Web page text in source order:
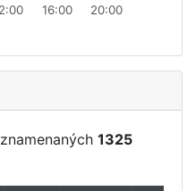
16:00
20:00
1325